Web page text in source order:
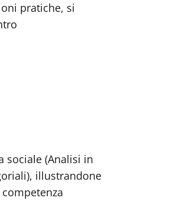
pratiche, si
sociale (Analisi in
illustrandone